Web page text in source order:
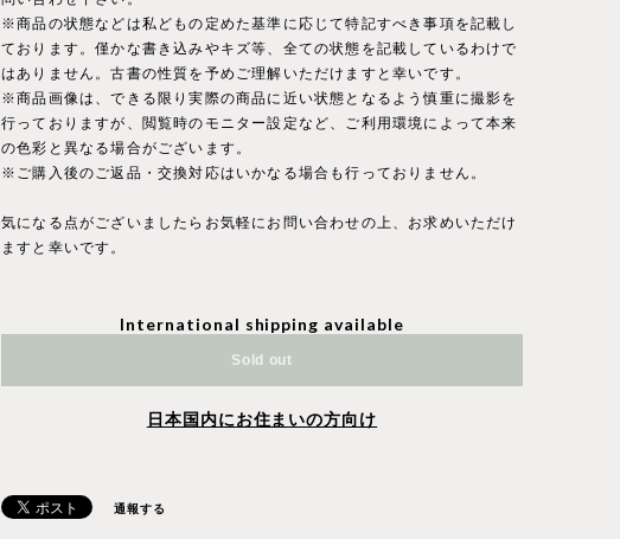
※商品の状態などは私どもの定めた基準に応じて特記すべき事項を記載し
ております。僅かな書き込みやキズ等、全ての状態を記載しているわけで
はありません。古書の性質を予めご理解いただけますと幸いです。
※商品画像は、できる限り実際の商品に近い状態となるよう慎重に撮影を
行っておりますが、閲覧時のモニター設定など、ご利用環境によって本来
の色彩と異なる場合がございます。
※ご購入後のご返品・交換対応はいかなる場合も行っておりません。
気になる点がございましたらお気軽にお問い合わせの上、お求めいただけ
ますと幸いです。
International shipping available
Sold out
日本国内にお住まいの方向け
通報する